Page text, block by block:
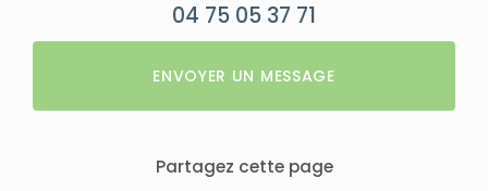
04 75 05 37 71
ENVOYER UN MESSAGE
Partagez cette page